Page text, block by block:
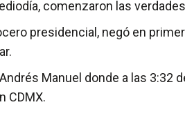
comenzaron las
presidencial, negó en
Manuel donde a las 3:32
CDMX.